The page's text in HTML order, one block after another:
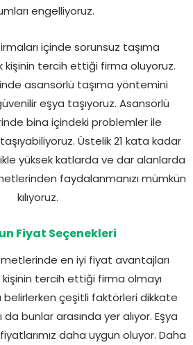
engelliyoruz.
içinde sorunsuz taşıma
kişinin tercih ettiği firma oluyoruz.
asansörlü taşıma yöntemini
eşya taşıyoruz. Asansörlü
bina içindeki problemler ile
Üstelik 21 kata kadar
yüksek katlarda ve dar alanlarda
faydalanmanızı mümkün
kılıyoruz.
Fiyat Seçenekleri
en iyi fiyat avantajları
tercih ettiği firma olmayı
belirlerken çeşitli faktörleri dikkate
da bunlar arasında yer alıyor. Eşya
daha uygun oluyor. Daha